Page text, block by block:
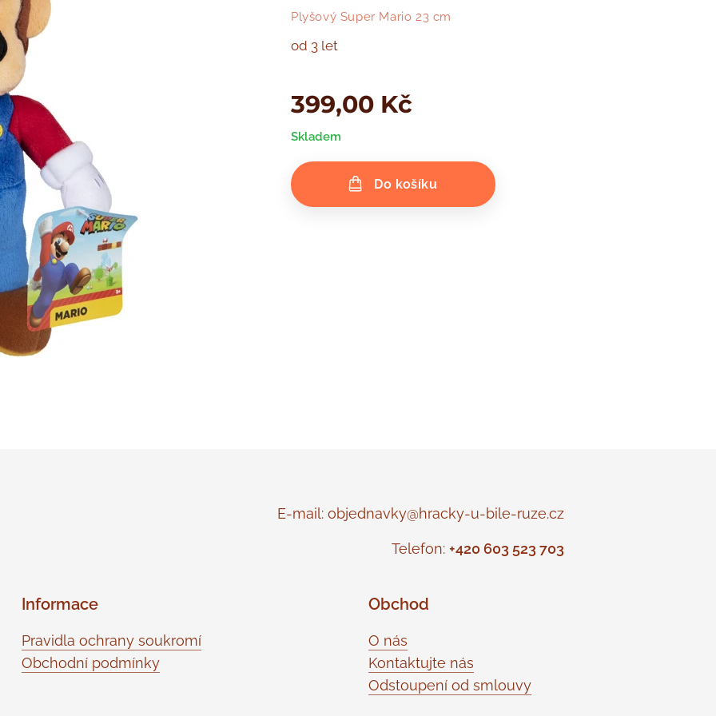
Plyšový Super Mario 23 cm
od 3 let
399,00 Kč
Skladem
Do košíku
E-mail: objednavky@hracky-u-bile-ruze.cz
Telefon: +420 603 523 703
Informace
Pravidla ochrany soukromí
Obchodní podmínky
Obchod
O nás
Kontaktujte nás
Odstoupení od smlouvy